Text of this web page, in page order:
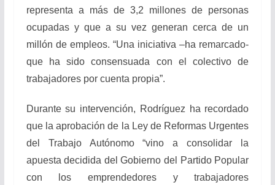
representa a más de 3,2 millones de personas
ocupadas y que a su vez generan cerca de un
millón de empleos. “Una iniciativa –ha remarcado-
que ha sido consensuada con el colectivo de
trabajadores por cuenta propia”.
Durante su intervención, Rodríguez ha recordado
que la aprobaciónde la Ley de Reformas Urgentes
del Trabajo Autónomo “vino a consolidar la
apuesta decidida del Gobierno del Partido Popular
con los emprendedores y trabajadores